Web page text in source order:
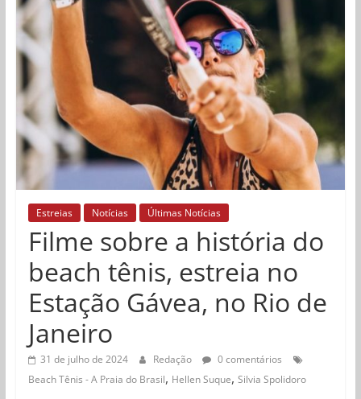
Estreias Notícias Últimas Notícias
Filme sobre a história do
beach tênis, estreia no
Estação Gávea, no Rio de
Janeiro
31 de julho de 2024 Redação
0 comentários
Beach Tênis - A Praia do Brasil, Hellen Suque, Silvia Spolidoro